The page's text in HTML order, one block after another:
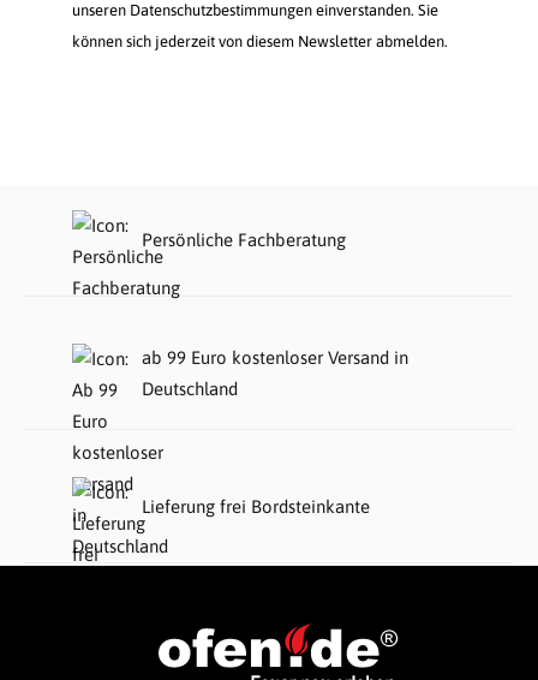
unseren Datenschutzbestimmungen einverstanden. Sie
können sich jederzeit von diesem Newsletter abmelden.
Persönliche Fachberatung
ab 99 Euro kostenloser Versand in
Deutschland
Lieferung frei Bordsteinkante